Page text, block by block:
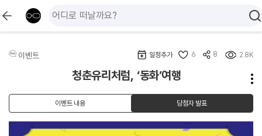
일정추가 6 8 2.8K
이벤트
청춘유리처럼, ‘동화’여행
이벤트 내용 당첨자 발표